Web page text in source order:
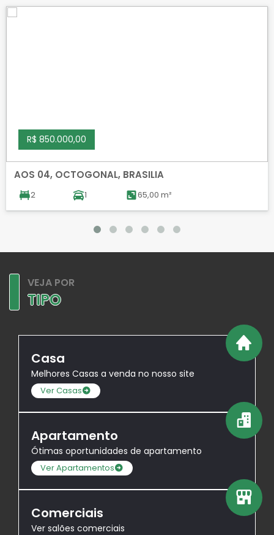
R$ 850.000,00
AOS 04, OCTOGONAL, BRASILIA
2 1 65,00 m²
VEJA POR
TIPO
Casa
Melhores Casas a venda no nosso site
Ver Casas
Apartamento
Ótimas oportunidades de apartamento
Ver Apartamentos
Comerciais
Ver salões comerciais